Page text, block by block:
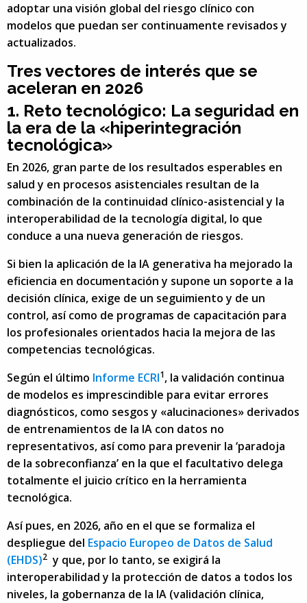
adoptar una visión global del riesgo clínico con
modelos que puedan ser continuamente revisados y
actualizados.
Tres vectores de interés que se
aceleran en 2026
1. Reto tecnológico: La seguridad en
la era de la «hiperintegración
tecnológica»
En 2026, gran parte de los resultados esperables en
salud y en procesos asistenciales resultan de la
combinación de la continuidad clínico-asistencial y la
interoperabilidad de la tecnología digital, lo que
conduce a una nueva generación de riesgos.
Si bien la aplicación de la IA generativa ha mejorado la
eficiencia en documentación y supone un soporte a la
decisión clínica, exige de un seguimiento y de un
control, así como de programas de capacitación para
los profesionales orientados hacia la mejora de las
competencias tecnológicas.
Según el último Informe ECRI1, la validación continua
de modelos es imprescindible para evitar errores
diagnósticos, como sesgos y «alucinaciones» derivados
de entrenamientos de la IA con datos no
representativos, así como para prevenir la ‘paradoja
de la sobreconfianza’ en la que el facultativo delega
totalmente el juicio crítico en la herramienta
tecnológica.
Así pues, en 2026, año en el que se formaliza el
despliegue del Espacio Europeo de Datos de Salud
(EHDS)2 y que, por lo tanto, se exigirá la
interoperabilidad y la protección de datos a todos los
niveles, la gobernanza de la IA (validación clínica,